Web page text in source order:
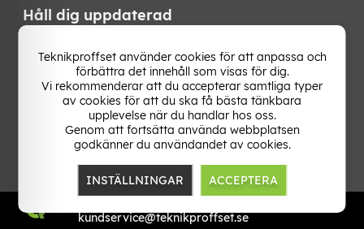
Håll dig uppdaterad
bästa tipsen från oss direkt i din mejlkorg. Signa upp på
vårt nyhetsbrev!
kundservice@teknikproffset.se
Teknikproffset använder cookies för att anpassa och
förbättra det innehåll som visas för dig.
Vi rekommenderar att du accepterar samtliga typer
av cookies för att du ska få bästa tänkbara
upplevelse när du handlar hos oss.
Genom att fortsätta använda webbplatsen
godkänner du användandet av cookies.
INSTÄLLNINGAR ACCEPTERA